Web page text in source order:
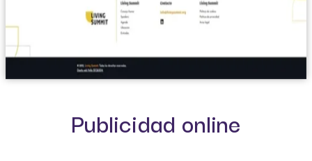
Publicidad online